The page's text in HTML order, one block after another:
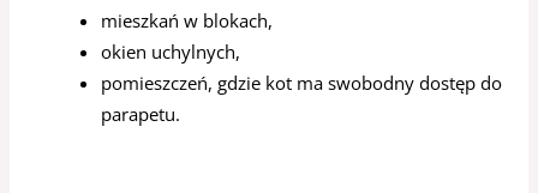
mieszkań w blokach,
okien uchylnych,
pomieszczeń, gdzie kot ma swobodny dostęp do
parapetu.